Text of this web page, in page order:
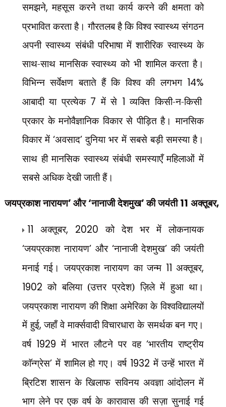
समझने,महसूस करने तथा कार्य करने की क्षमता को
प्रभावित करता है। गौरतलब है कि विश्व स्वास्थ्य संगठन
अपनी स्वास्थ्य संबंधी परिभाषा में शारीरिक स्वास्थ्य के
साथ-साथ मानसिक स्वास्थ्य को भी शामिल करता है।
विभिन्न सर्वेक्षण बताते हैं कि विश्व की लगभग 14%
आबादी या प्रत्येक 7 में से 1 व्यक्ति किसी-न-किसी
प्रकार के मनोवैज्ञानिक विकार से पीड़ित है। मानसिक
विकार में‘अवसाद’दुनिया भर में सबसे बड़ी समस्या है।
साथ ही मानसिक स्वास्थ्य संबंधी समस्याएँ महिलाओं में
सबसे अधिक देखी जाती हैं।
जयप्रकाश नारायण’ और‘नानाजी देशमुख’की जयंती11 अक्तूबर,
11 अक्तूबर, 2020 को देश भर में लोकनायक
‘जयप्रकाश नारायण’ और ‘नानाजी देशमुख’की जयंती
मनाई गई। जयप्रकाश नारायण का जन्म 11 अक्तूबर,
1902 को बलिया (उत्तर प्रदेश) ज़िले में हुआ था।
जयप्रकाश नारायण की शिक्षा अमेरिका के विश्वविद्यालयों
में हुई,जहाँ वे मार्क्सवादी विचारधारा के समर्थक बन गए।
वर्ष 1929 में भारत लौटने पर वह ‘भारतीय राष्ट्रीय
काॅन्ग्रेस’में शामिल हो गए। वर्ष 1932 में उन्हें भारत में
ब्रिटिश शासन के खिलाफ सविनय अवज्ञा आंदोलन में
भाग लेने पर एक वर्ष के कारावास की सज़ा सुनाई गई